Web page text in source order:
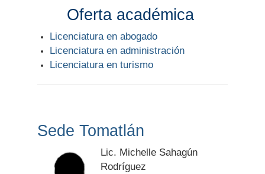
Oferta académica
Licenciatura en abogado
Licenciatura en administración
Licenciatura en turismo
Sede Tomatlán
Lic. Michelle Sahagún
Rodríguez